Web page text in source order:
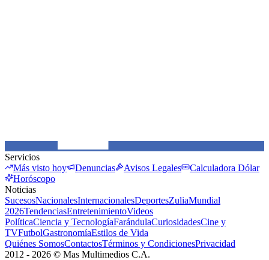
Servicios
Más visto hoy
Denuncias Avisos Legales
Calculadora Dólar
Horóscopo
Noticias
SucesosNacionalesInternacionalesDeportesZuliaMundial
2026TendenciasEntretenimientoVideos
PolíticaCiencia y TecnologíaFarándulaCuriosidadesCine y
TVFutbolGastronomíaEstilos de Vida
Quiénes SomosContactosTérminos y CondicionesPrivacidad
2012 - 2026 © Mas Multimedios C.A.